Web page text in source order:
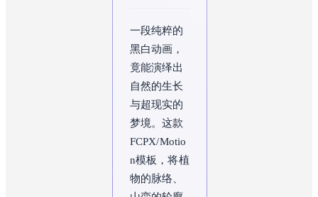
一段纯粹的
黑白动画，
竟能演绎出
自然的生长
与超现实的
梦境。这款
FCPX/Motio
n模板，将植
物的脉络、